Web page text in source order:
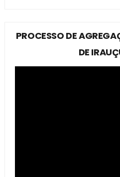
PROCESSO DE
DE